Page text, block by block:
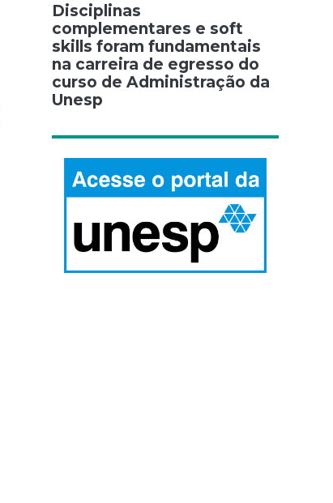
Disciplinas
complementares e soft
skills foram fundamentais
na carreira de egresso do
curso de Administração da
Unesp